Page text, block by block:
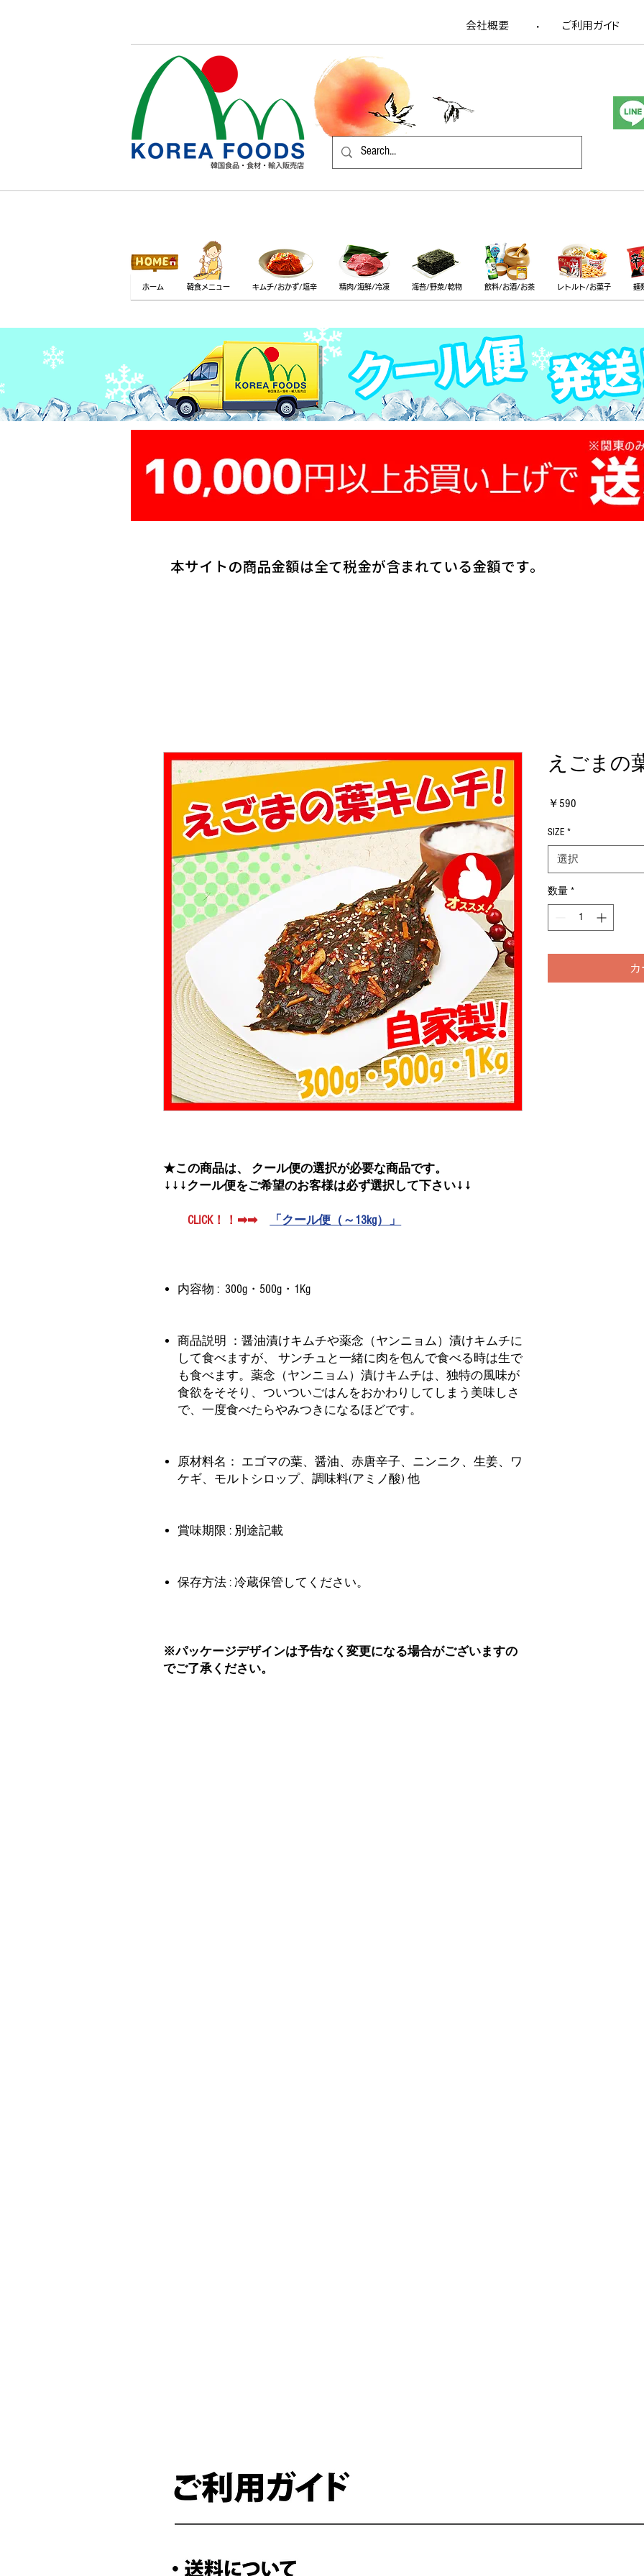
会社概要 ​ご利用ガイド
​・
本サイトの商品金額は全て税金が含まれている金額です。
★この商品は、 クール便の選択が必要な商品です。
↓↓↓クール便をご希望のお客様は必ず選択して下さい↓↓
CLICK！！➡➡ 「クール便（～13kg）」
内容物 : 300g・500g・1Kg
商品説明 ：醤油漬けキムチや薬念（ヤンニョム）漬けキムチに
して食べますが、 サンチュと一緒に肉を包んで食べる時は生で
も食べます。薬念（ヤンニョム）漬けキムチは、独特の風味が
食欲をそそり、ついついごはんをおかわりしてしまう美味しさ
で、一度食べたらやみつきになるほどです。
原材料名： エゴマの葉、醤油、赤唐辛子、ニンニク、生姜、ワ
ケギ、モルトシロップ、調味料(アミノ酸) 他
賞味期限 : 別途記載
保存方法 : 冷蔵保管してください。
※パッケージデザインは予告なく変更になる場合がございますの
でご了承ください。
えごまの
￥590
SIZE *
選択
数量 *
ホーム 韓食メニュー キムチ/おかず/塩辛 精肉/海鮮/冷凍 海苔/野菜/乾物 飲料/お酒/お茶 レトルト/お菓子 麺